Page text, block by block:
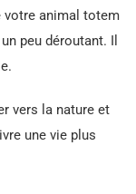
votre animal totem
peu déroutant. Il
vers la nature et
une vie plus